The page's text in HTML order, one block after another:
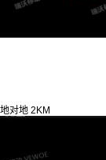
地对地 2KM